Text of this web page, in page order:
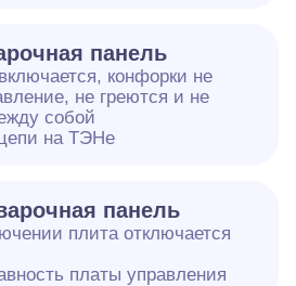
панель
конфорки не
не греются и не
собой
на ТЭНе
панель
плита отключается
платы управления